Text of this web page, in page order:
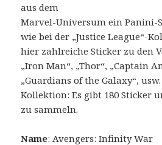
aus dem
Marvel-Universum ein Panini-
wie bei der „Justice League“-
hier zahlreiche Sticker zu den
„Iron Man“, „Thor“, „Captain
„Guardians of the Galaxy“,
Kollektion: Es gibt 180 Sticker
zu sammeln.
Name: Avengers: Infinity War